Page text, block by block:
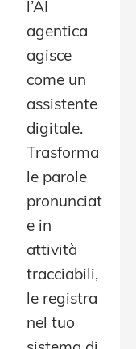
l’AI
agentica
agisce
come un
assistente
digitale.
Trasforma
le parole
pronunciat
e in
attività
tracciabili,
le registra
nel tuo